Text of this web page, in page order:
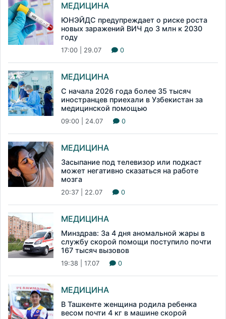
МЕДИЦИНА
ЮНЭЙДС предупреждает о риске роста
новых заражений ВИЧ до 3 млн к 2030
году
17:00 | 29.07 0
МЕДИЦИНА
С начала 2026 года более 35 тысяч
иностранцев приехали в Узбекистан за
медицинской помощью
09:00 | 24.07 0
МЕДИЦИНА
Засыпание под телевизор или подкаст
может негативно сказаться на работе
мозга
20:37 | 22.07 0
МЕДИЦИНА
Минздрав: За 4 дня аномальной жары в
службу скорой помощи поступило почти
167 тысяч вызовов
19:38 | 17.07 0
МЕДИЦИНА
В Ташкенте женщина родила ребенка
весом почти 4 кг в машине скорой